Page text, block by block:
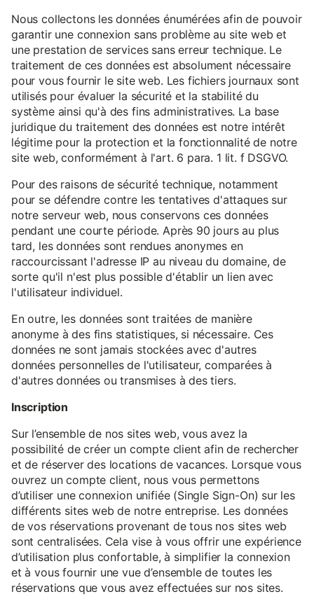
Nous collectons les données énumérées afin de pouvoir
garantir une connexion sans problème au site web et
une prestation de services sans erreur technique. Le
traitement de ces données est absolument nécessaire
pour vous fournir le site web. Les fichiers journaux sont
utilisés pour évaluer la sécurité et la stabilité du
système ainsi qu'à des fins administratives. La base
juridique du traitement des données est notre intérêt
légitime pour la protection et la fonctionnalité de notre
site web, conformément à l'art. 6 para. 1 lit. f DSGVO.
Pour des raisons de sécurité technique, notamment
pour se défendre contre les tentatives d'attaques sur
notre serveur web, nous conservons ces données
pendant une courte période. Après 90 jours au plus
tard, les données sont rendues anonymes en
raccourcissant l'adresse IP au niveau du domaine, de
sorte qu'il n'est plus possible d'établir un lien avec
l'utilisateur individuel.
En outre, les données sont traitées de manière
anonyme à des fins statistiques, si nécessaire. Ces
données ne sont jamais stockées avec d'autres
données personnelles de l'utilisateur, comparées à
d'autres données ou transmises à des tiers.
Inscription
Sur l’ensemble de nos sites web, vous avez la
possibilité de créer un compte client afin de rechercher
et de réserver des locations de vacances. Lorsque vous
ouvrez un compte client, nous vous permettons
d’utiliser une connexion unifiée (Single Sign-On) sur les
différents sites web de notre entreprise. Les données
de vos réservations provenant de tous nos sites web
sont centralisées. Cela vise à vous offrir une expérience
d’utilisation plus confortable, à simplifier la connexion
et à vous fournir une vue d’ensemble de toutes les
réservations que vous avez effectuées sur nos sites.